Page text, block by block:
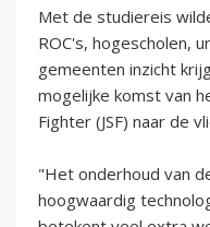
Met de studiereis
ROC's, hogescholen,
gemeenten inzicht
mogelijke komst van
Fighter (JSF) naar de
"Het onderhoud van
hoogwaardig